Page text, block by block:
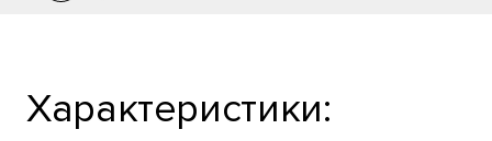
Характеристики: